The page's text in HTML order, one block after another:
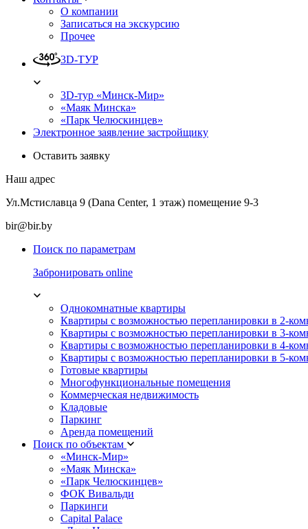
О компании
Записаться на экскурсию
Прочее
3D-ТУР
3D-тур «Минск-Мир»
«Маяк Минска»
«Парк Челюскинцев»
Электронное заявление застройщику
Оставить заявку
Наш адрес
Ул.Мстиславца 9 (Dana Center, 1 этаж) помещение 9-3
bir@bir.by
Поиск по параметрам
Забронировать online
Однокомнатные квартиры
Квартиры с возможностью перепланировки в 2-
Квартиры с возможностью перепланировки в 3-
Квартиры с возможностью перепланировки в 4-
Квартиры с возможностью перепланировки в 5-
Готовые квартиры
Многофункциональные помещения
Коммерческая недвижимость
Кладовые
Паркинг
Аренда помещений
Поиск по объектам
«Минск-Мир»
«Маяк Минска»
«Парк Челюскинцев»
ФОК Вивальди
Паркинги
Capital Palace